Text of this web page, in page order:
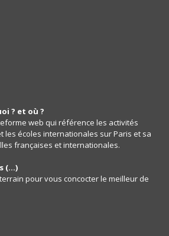
? et où ?
web qui référence les activités
les écoles internationales sur Paris et sa
françaises et internationales.
(...)
pour vous concocter le meilleur de